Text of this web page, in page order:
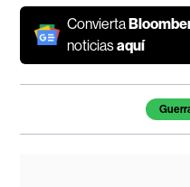
Convierta
noticiasaquí
Temas de este artículo